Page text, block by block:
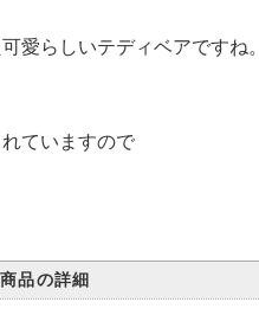
愛らしいテディベアですね。
ていますので
品の詳細